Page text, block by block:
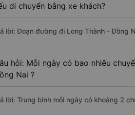
di chuyển bằng xe khách?
lời: Đoạn đường đi Long Thành - Đồng
hỏi: Mỗi ngày có bao nhiêu
Nai ?
lời: Trung bình mỗi ngày có khoảng 2